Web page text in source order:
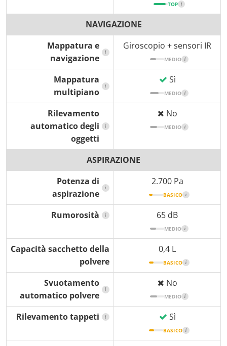
TOP i
NAVIGAZIONE
Mappatura e
navigazione
i
Giroscopio + sensori IR
MEDIO i
Mappatura
multipiano
i
Sì
MEDIO i
Rilevamento
automatico degli
oggetti
i
No
MEDIO i
ASPIRAZIONE
Potenza di
aspirazione
i
2.700 Pa
BASICO i
Rumorosità i 65 dB
MEDIO i
Capacità sacchetto della
polvere
0,4 L
BASICO i
Svuotamento
automatico polvere
i
No
MEDIO i
Rilevamento tappeti i Sì
BASICO i